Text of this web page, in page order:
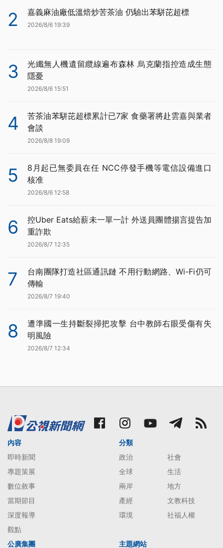
2 嘉義麻油廠低溫焙炒苦茶油 仍驗出苯駢芘超標
2026/8/6 19:39
3
光纖無人機遺留纜線遍布森林 烏克蘭指控造成生態
隱憂
2026/8/6 15:51
4
苦茶油苯駢芘超標累計已7家 食藥署將赴雲嘉與業者
會談
2026/8/8 19:09
5
8月起已無委員在任 NCC停發手機等電信設備進口
核准
2026/8/6 12:58
6
控Uber Eats給薪未一單一計 外送員團體揚言提告加
重詐欺
2026/8/7 12:35
7
台南團隊打造社區通訊鏈 不用行動網路、Wi-Fi仍可
傳輸
2026/8/7 19:40
8
遭準國一生持斷裂掃把攻擊 台中教師右眼受傷有失
明風險
2026/8/7 12:34
內容
即時新聞
專題策展
數位敘事
當期節目
深度報導
觀點
分類
政治
社會
全球
生活
兩岸
地方
產經
文教科技
環境
社福人權
公廣集團 主題網站